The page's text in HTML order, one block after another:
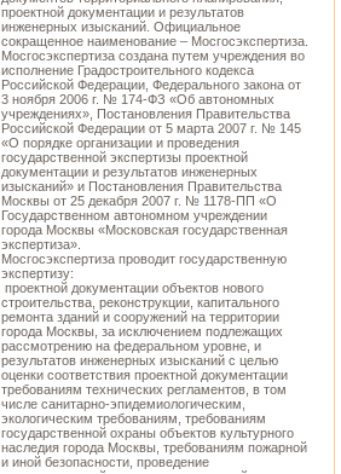
проектной документации и результатов
инженерных изысканий. Официальное
сокращенное наименование – Мосгосэкспертиза.
Мосгосэкспертиза создана путем учреждения во
исполнение Градостроительного кодекса
Российской Федерации, Федерального закона от
3 ноября 2006 г. № 174-ФЗ «Об автономных
учреждениях», Постановления Правительства
Российской Федерации от 5 марта 2007 г. № 145
«О порядке организации и проведения
государственной экспертизы проектной
документации и результатов инженерных
изысканий» и Постановления Правительства
Москвы от 25 декабря 2007 г. № 1178-ПП «О
Государственном автономном учреждении
города Москвы «Московская государственная
экспертиза».
Мосгосэкспертиза проводит государственную
экспертизу:
­ проектной документации объектов нового
строительства, реконструкции, капитального
ремонта зданий и сооружений на территории
города Москвы, за исключением подлежащих
рассмотрению на федеральном уровне, и
результатов инженерных изысканий с целью
оценки соответствия проектной документации
требованиям технических регламентов, в том
числе санитарно-эпидемиологическим,
экологическим требованиям, требованиям
государственной охраны объектов культурного
наследия города Москвы, требованиям пожарной
и иной безопасности, проведение